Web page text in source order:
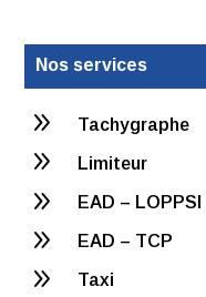
Nos services
9 Tachygraphe
9 Limiteur
9 EAD – LOPPSI II
9 EAD – TCP
9 Taxi